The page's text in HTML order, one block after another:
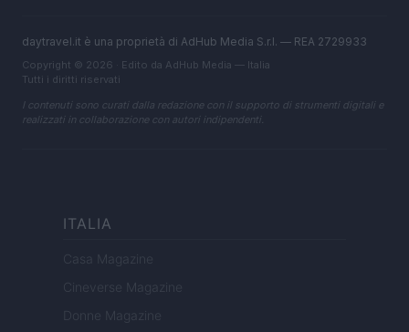
daytravel.it è una proprietà di AdHub Media S.r.l. — REA 2729933
Copyright © 2026 · Edito da AdHub Media — Italia
Tutti i diritti riservati
I contenuti sono curati dalla redazione con il supporto di strumenti digitali e
realizzati in collaborazione con autori indipendenti.
ITALIA
Casa Magazine
Cineverse Magazine
Donne Magazine